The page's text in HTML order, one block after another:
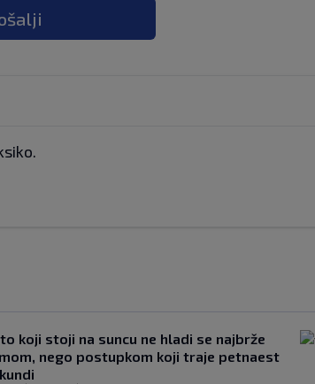
koji stoji na suncu ne hladi se najbrže
nego postupkom koji traje petnaest